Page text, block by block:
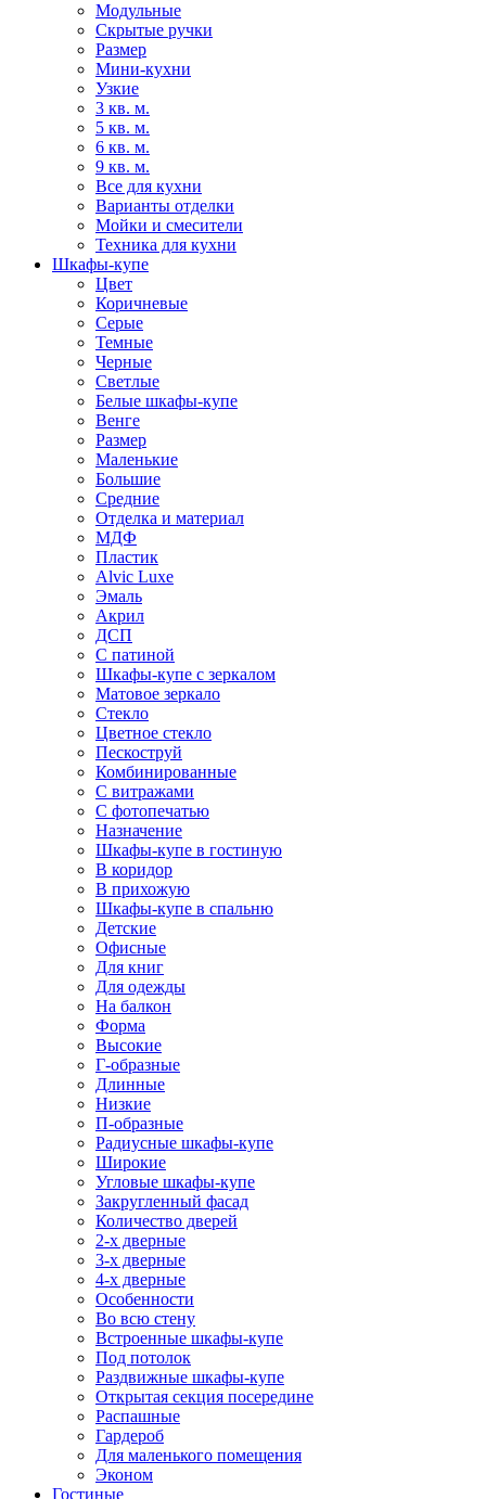
Модульные
Скрытые ручки
Размер
Мини-кухни
Узкие
3 кв. м.
5 кв. м.
6 кв. м.
9 кв. м.
Все для кухни
Варианты отделки
Мойки и смесители
Техника для кухни
Шкафы-купе
Цвет
Коричневые
Серые
Темные
Черные
Светлые
Белые шкафы-купе
Венге
Размер
Маленькие
Большие
Средние
Отделка и материал
МДФ
Пластик
Alvic Luxe
Эмаль
Акрил
ДСП
С патиной
Шкафы-купе с зеркалом
Матовое зеркало
Стекло
Цветное стекло
Пескоструй
Комбинированные
С витражами
С фотопечатью
Назначение
Шкафы-купе в гостиную
В коридор
В прихожую
Шкафы-купе в спальню
Детские
Офисные
Для книг
Для одежды
На балкон
Форма
Высокие
Г-образные
Длинные
Низкие
П-образные
Радиусные шкафы-купе
Широкие
Угловые шкафы-купе
Закругленный фасад
Количество дверей
2-х дверные
3-х дверные
4-х дверные
Особенности
Во всю стену
Встроенные шкафы-купе
Под потолок
Раздвижные шкафы-купе
Открытая секция посередине
Распашные
Гардероб
Для маленького помещения
Эконом
Гостиные